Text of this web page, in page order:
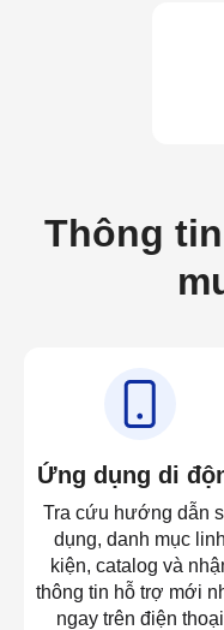
Thông
Ứng dụng di
Tra cứu hướng dẫn
dụng, danh mục linh
kiện, catalog và
thông tin hỗ trợ mới
ngay trên điện thoại